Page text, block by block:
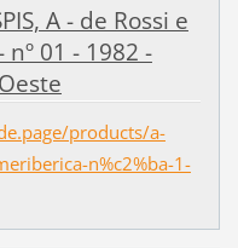
A - de Rossi e
01 - 1982 -
products/a-
n%c2%ba-1-